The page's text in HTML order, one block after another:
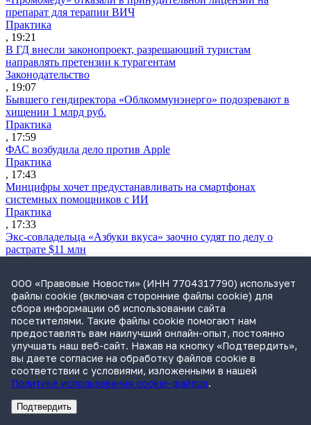
препарат для терапии ВИЧ
Практика
, 19:21
В ГД внесли законопроект, разрешающий туристам
направлять претензии к турагентам
Законодательство
, 19:07
Бывшего гендиректора «Облкоммунэнерго» подозревают в
хищении 1 млрд руб.
Практика
, 17:59
ФАС возбудила дело против Apple
Практика
, 17:43
Минцифры хочет предустанавливать на смартфонах
системных помощников с ИИ
Практика
, 17:33
Экс-совладельца «Азбуки вкуса» заочно судят по делу о
растрате $11 млн
Суд не признал решение SCC по взысканию с российской
компании
Международная практика
, 17:01
Дроны могут начать применять для фиксации нарушений
ПДД
Практика
, 15:41
Бывшего сенатора Сабадаша приговорили к 12 годам по делу
о хищении
Практика
РекламаАдвокатское бюро Санкт-Петербурга «Вертикаль» ИНН 7841290773
ООО «Правовые Новости» (ИНН 7704317790) использует
файлы cookie (включая сторонние файлы cookie) для
сбора информации об использовании сайта
посетителями. Такие файлы cookie помогают нам
предоставлять вам наилучший онлайн-опыт, постоянно
улучшать наш веб-сайт. Нажав на кнопку «Подтвердить»,
вы даете согласие на обработку файлов cookie в
соответствии с условиями, изложенными в нашей
Политике использования cookie-файлов.
Подтвердить